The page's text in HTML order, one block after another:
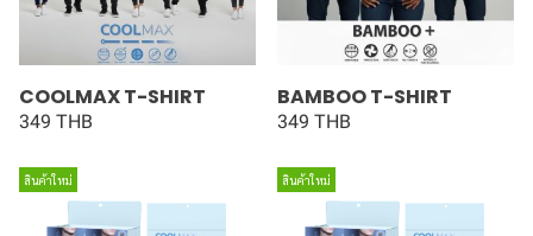
COOLMAX T-SHIRT
349 THB
BAMBOO T-SHIRT
349 THB
สินค้าใหม่ สินค้าใหม่